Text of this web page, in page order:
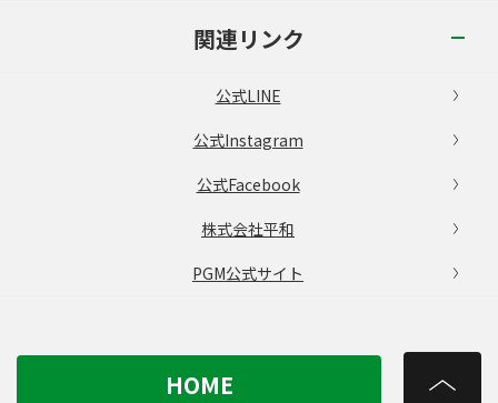
関連リンク
公式LINE
公式Instagram
公式Facebook
株式会社平和
PGM公式サイト
HOME